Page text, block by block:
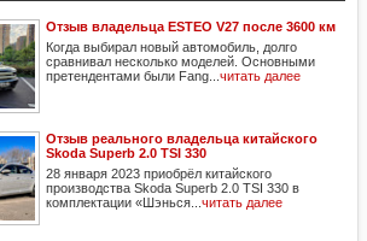
Отзыв владельца ESTEO V27 после 3600 км
Когда выбирал новый автомобиль, долго
сравнивал несколько моделей. Основными
претендентами были Fang... читать далее
Отзыв реального владельца китайского
Skoda Superb 2.0 TSI 330
28 января 2023 приобрёл китайского
производства Skoda Superb 2.0 TSI 330 в
комплектации «Шэнься... читать далее